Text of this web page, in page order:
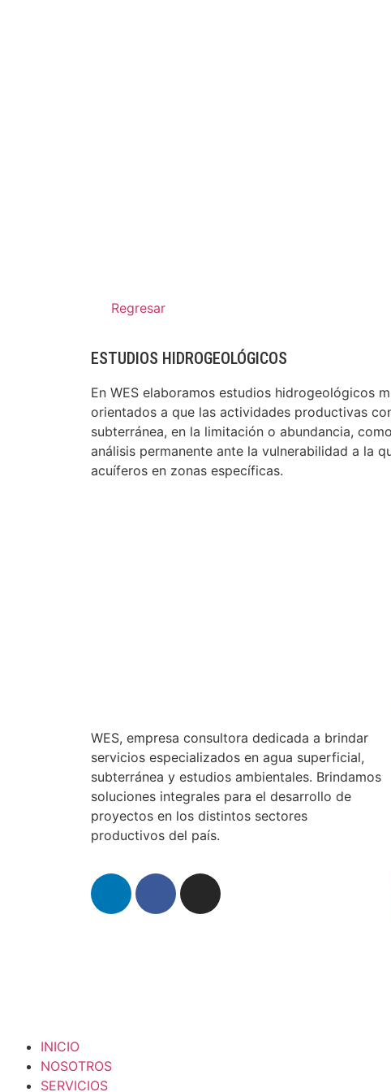
Regresar
ESTUDIOS HIDROGEOLÓGICOS
En WES elaboramos estudios hidrogeológicos
orientados a que las actividades productivas
subterránea, en la limitación o abundancia,
análisis permanente ante la vulnerabilidad a la
acuíferos en zonas específicas.
WES, empresa consultora dedicada a brindar
servicios especializados en agua superficial,
subterránea y estudios ambientales. Brindamos
soluciones integrales para el desarrollo de
proyectos en los distintos sectores
productivos del país.
INICIO
NOSOTROS
SERVICIOS